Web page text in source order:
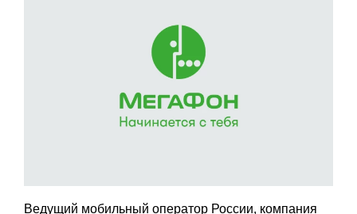
Ведущий мобильный оператор России, компания